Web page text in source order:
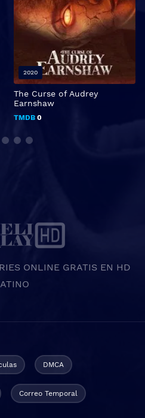
The Curse of Audrey
Earnshaw
TMDB 0
2020
ONLINE GRATIS EN HD
DMCA
Correo Temporal